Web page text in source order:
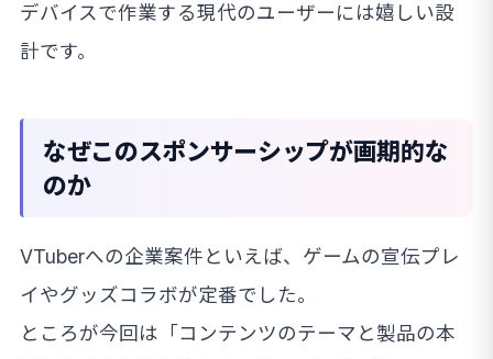
デバイスで作業する現代のユーザーには嬉しい設
計です。
なぜこのスポンサーシップが画期的な
のか
VTuberへの企業案件といえば、ゲームの宣伝プレ
イやグッズコラボが定番でした。
ところが今回は「コンテンツのテーマと製品の本